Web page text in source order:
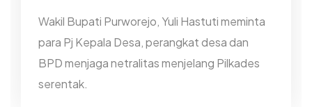
Wakil Bupati Purworejo, Yuli Hastuti meminta
para Pj Kepala Desa, perangkat desa dan
BPD menjaga netralitas menjelang Pilkades
serentak.